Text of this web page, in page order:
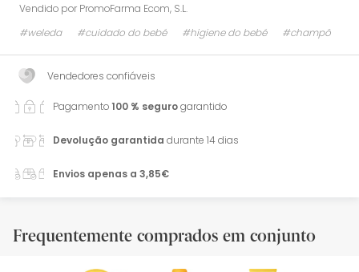
Vendido por PromoFarma Ecom, S.L.
#weleda
#cuidado do bebé #higiene do bebé #champô
Vendedores confiáveis
Pagamento100 % segurogarantido
Devolução garantida durante 14 dias
Envios apenas a 3,85€
Frequentemente comprados em conjunto